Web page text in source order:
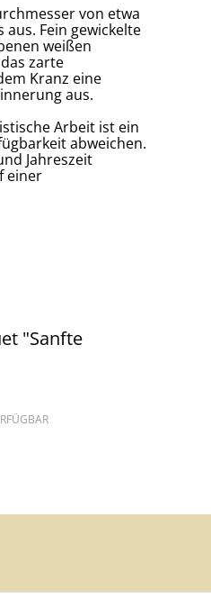
von etwa
Fein gewickelte
weißen
zarte
Kranz eine
aus.
Arbeit ist ein
abweichen.
Jahreszeit
einer
"Sanfte